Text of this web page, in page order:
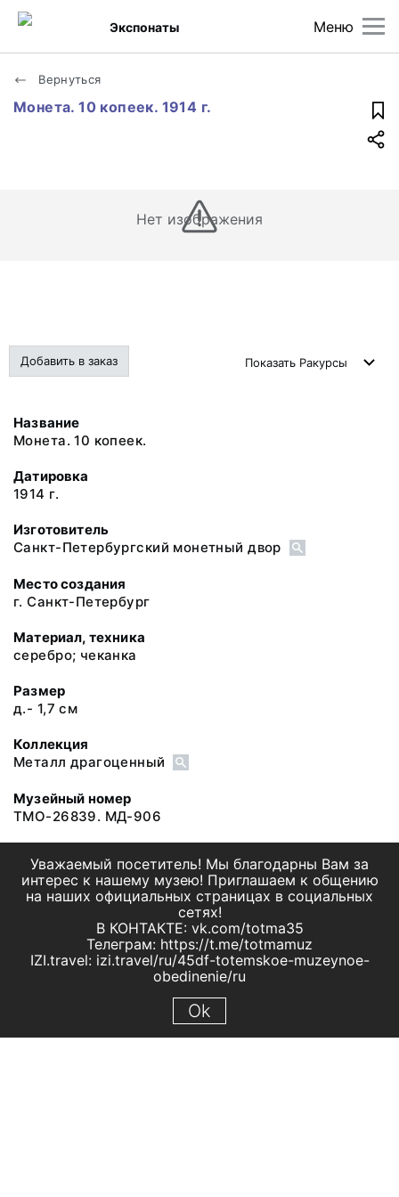
Меню
Экспонаты
Вернуться
Монета. 10 копеек. 1914 г.
Нет изображения
Добавить в заказ Показать Ракурсы
Название
Монета. 10 копеек.
Датировка
1914 г.
Изготовитель
Санкт-Петербургский монетный двор
Место создания
г. Санкт-Петербург
Материал, техника
серебро; чеканка
Размер
д.- 1,7 см
Коллекция
Металл драгоценный
Музейный номер
ТМО-26839. МД-906
Уважаемый посетитель! Мы благодарны Вам за
интерес к нашему музею! Приглашаем к общению
на наших официальных страницах в социальных
сетях!
В КОНТАКТЕ: vk.com/totma35
Телеграм: https://t.me/totmamuz
IZI.travel: izi.travel/ru/45df-totemskoe-muzeynoe-
obedinenie/ru
Ok